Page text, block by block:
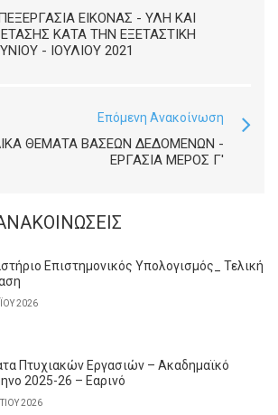
ΕΙΚΟΝΑΣ - ΥΛΗ ΚΑΙ
ΚΑΤΑ ΤΗΝ ΕΞΕΤΑΣΤΙΚΗ
- ΙΟΥΛΙΟΥ 2021
Επόμενη Ανακοίνωση
ΘΕΜΑΤΑ ΒΑΣΕΩΝ ΔΕΔΟΜΕΝΩΝ -
ΕΡΓΑΣΙΑ ΜΕΡΟΣ Γ'
Επιστημονικός Υπολογισμός_ Τελική
2026
Πτυχιακών Εργασιών – Ακαδημαϊκό
2025-26 – Εαρινό
2026